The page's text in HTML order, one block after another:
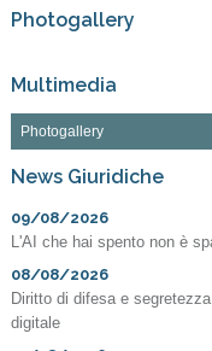
Photogallery
Multimedia
Photogallery
News Giuridiche
09/08/2026
L'AI che hai spento non è
08/08/2026
Diritto di difesa e
digitale